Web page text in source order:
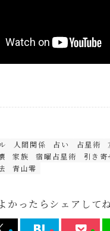
人間関係 占い 占星術
家族 宿曜占星術 引き寄
青山零
かったらシェアして